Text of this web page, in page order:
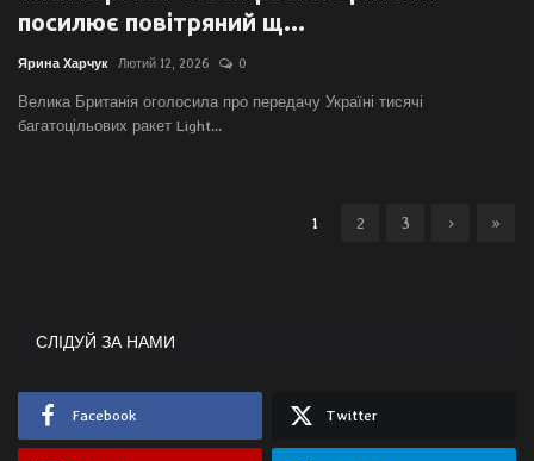
посилює повітряний щ...
Ярина Харчук Лютий 12, 2026 0
Велика Британія оголосила про передачу Україні тисячі
багатоцільових ракет Light...
1 2 3 › »
СЛІДУЙ ЗА НАМИ
Facebook Twitter